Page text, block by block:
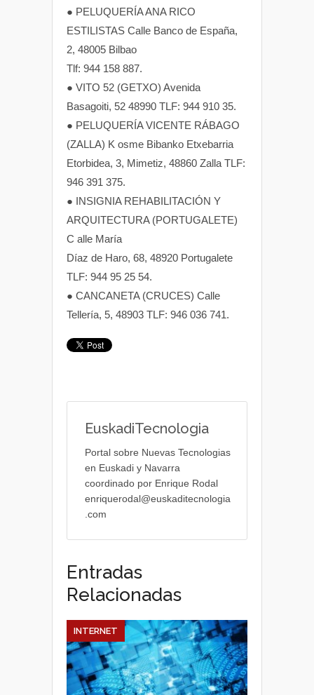
● PELUQUERÍA ANA RICO
ESTILISTAS Calle Banco de España,
2, 48005 Bilbao
Tlf: 944 158 887.
● VITO 52 (GETXO) Avenida
Basagoiti, 52 48990 TLF: 944 910 35.
● PELUQUERÍA VICENTE RÁBAGO
(ZALLA) K osme Bibanko Etxebarria
Etorbidea, 3, Mimetiz, 48860 Zalla TLF:
946 391 375.
● INSIGNIA REHABILITACIÓN Y
ARQUITECTURA (PORTUGALETE)
C alle María
Díaz de Haro, 68, 48920 Portugalete
TLF: 944 95 25 54.
● CANCANETA (CRUCES) Calle
Tellería, 5, 48903 TLF: 946 036 741.
EuskadiTecnologia
Portal sobre Nuevas Tecnologias
en Euskadi y Navarra
coordinado por Enrique Rodal
enriquerodal@euskaditecnologia
.com
Entradas
Relacionadas
INTERNET